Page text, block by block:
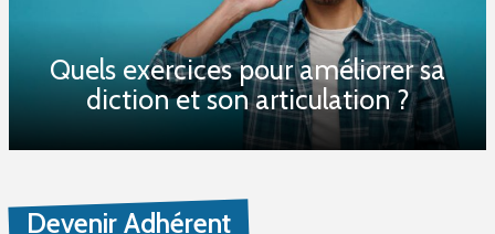
Quels exercices pour améliorer sa
diction et son articulation ?
Devenir Adhérent